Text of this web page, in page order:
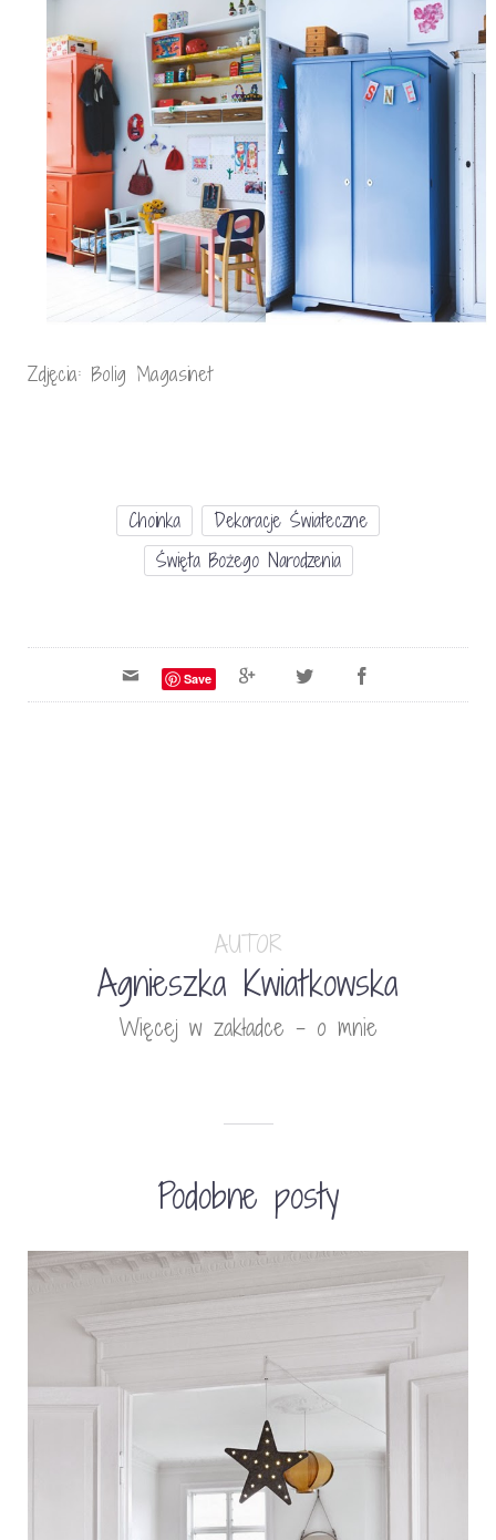
Zdjęcia: Bolig Magasinet
Choinka
Dekoracje Świateczne
Święta Bożego Narodzenia
Save
AUTOR
Agnieszka Kwiatkowska
Więcej w zakładce - o mnie
Podobne posty